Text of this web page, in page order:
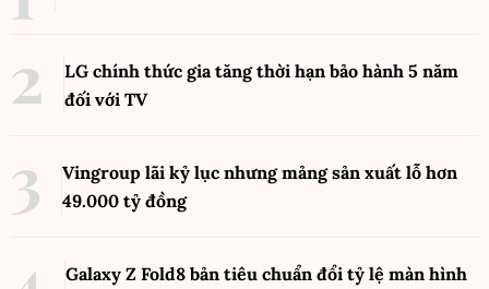
LG chính thức gia tăng thời hạn bảo hành 5 năm
đối với TV
Vingroup lãi kỷ lục nhưng mảng sản xuất lỗ hơn
49.000 tỷ đồng
Galaxy Z Fold8 bản tiêu chuẩn đổi tỷ lệ màn hình